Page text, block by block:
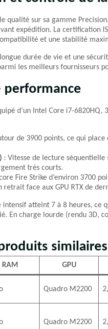
qualité sur sa gamme
expédition. La certification
et une stabilité
durée de vie et une
les meilleurs fournisseurs
performance
d’un Intel Core i7-6820HQ,
de 3900 points, ce qui
: Vitesse de lecture
très courts.
Fire Strike d’environ 3700
face aux GPU RTX de
intensif atteint 7 à 8 heures,
En charge lourde (rendu 3D,
similaires
RAM GPU
Quadro M2200
Quadro M2200